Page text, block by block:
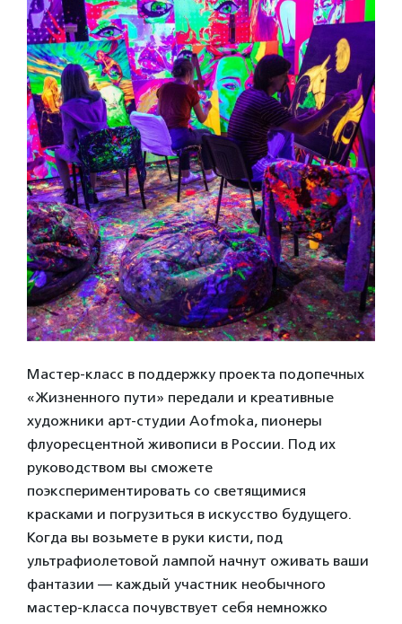
Мастер-класс в поддержку проекта подопечных
«Жизненного пути» передали и креативные
художники арт-студии Aofmoka, пионеры
флуоресцентной живописи в России. Под их
руководством вы сможете
поэкспериментировать со светящимися
красками и погрузиться в искусство будущего.
Когда вы возьмете в руки кисти, под
ультрафиолетовой лампой начнут оживать ваши
фантазии — каждый участник необычного
мастер-класса почувствует себя немножко